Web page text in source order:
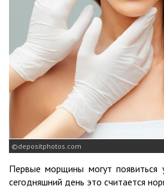
depositphotos.com
Первые морщины могут
сегодняшний день это считается